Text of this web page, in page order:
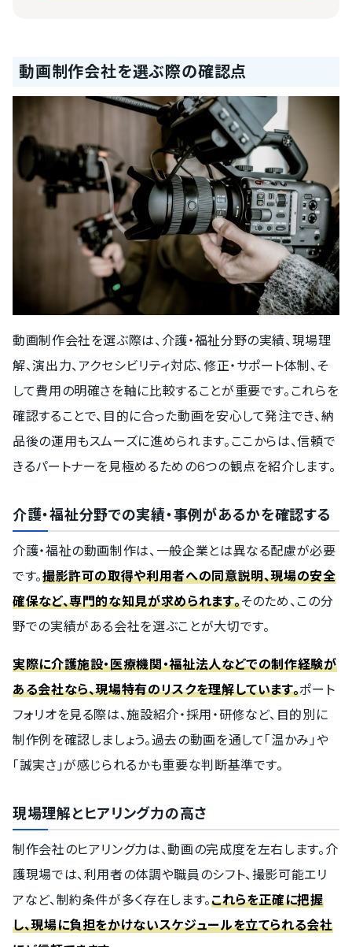
動画制作会社を選ぶ際の確認点
動画制作会社を選ぶ際は、介護・福祉分野の実績、現場理
解、演出力、アクセシビリティ対応、修正・サポート体制、そ
して費用の明確さを軸に比較することが重要です。これらを
確認することで、目的に合った動画を安心して発注でき、納
品後の運用もスムーズに進められます。ここからは、信頼で
きるパートナーを見極めるための6つの観点を紹介します。
介護・福祉分野での実績・事例があるかを確認する
介護・福祉の動画制作は、一般企業とは異なる配慮が必要
です。撮影許可の取得や利用者への同意説明、現場の安全
確保など、専門的な知見が求められます。そのため、この分
野での実績がある会社を選ぶことが大切です。
実際に介護施設・医療機関・福祉法人などでの制作経験が
ある会社なら、現場特有のリスクを理解しています。ポート
フォリオを見る際は、施設紹介・採用・研修など、目的別に
制作例を確認しましょう。過去の動画を通して「温かみ」や
「誠実さ」が感じられるかも重要な判断基準です。
現場理解とヒアリング力の高さ
制作会社のヒアリング力は、動画の完成度を左右します。介
護現場では、利用者の体調や職員のシフト、撮影可能エリ
アなど、制約条件が多く存在します。これらを正確に把握
し、現場に負担をかけないスケジュールを立てられる会社